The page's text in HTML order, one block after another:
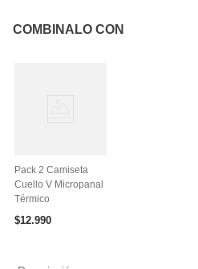
COMBINALO CON
Pack 2 Camiseta
Cuello V Micropanal
Térmico
$12.990